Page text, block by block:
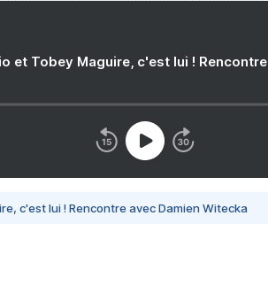
et Tobey Maguire, c'est lui !
c'est lui ! Rencontre avec Damien Witecka